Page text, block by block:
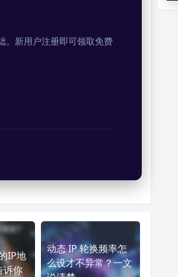
。新用户注册即可领取免费
IP地
诉你
动态 IP 轮换频率怎
么设才不异常？一文